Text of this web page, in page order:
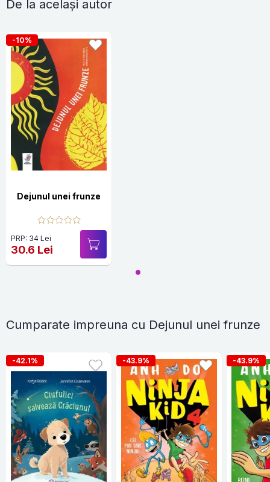
De la același autor
-10%
Dejunul unei frunze
PRP: 34 Lei
30.6 Lei
Cumparate impreuna cu Dejunul unei frunze
-42.1% -43.9% -43.9%